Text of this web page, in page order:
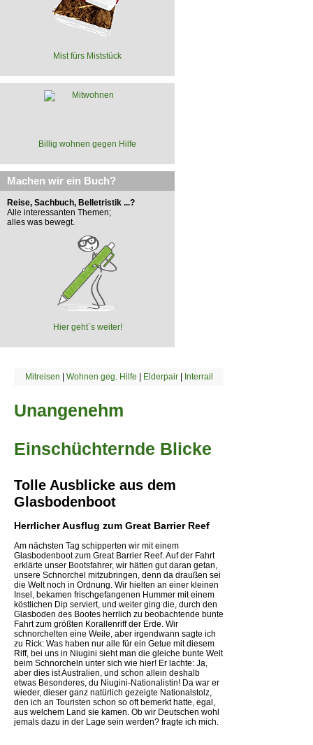
Mist fürs Miststück
Billig wohnen gegen Hilfe
Machen wir ein Buch?
Reise, Sachbuch, Belletristik ...?
Alle interessanten Themen;
alles was bewegt.
Hier geht´s weiter!
Mitreisen | Wohnen geg. Hilfe | Elderpair| Interrail
Unangenehm
Einschüchternde Blicke
Tolle Ausblicke aus dem
Glasbodenboot
Herrlicher Ausflug zum Great Barrier Reef
Am nächsten Tag schipperten wir mit einem
Glasbodenboot zum Great Barrier Reef. Auf der Fahrt
erklärte unser Bootsfahrer, wir hätten gut daran getan,
unsere Schnorchel mitzubringen, denn da draußen sei
die Welt noch in Ordnung. Wir hielten an einer kleinen
Insel, bekamen frischgefangenen Hummer mit einem
köstlichen Dip serviert, und weiter ging die, durch den
Glasboden des Bootes herrlich zu beobachtende bunte
Fahrt zum größten Korallenriff der Erde. Wir
schnorchelten eine Weile, aber irgendwann sagte ich
zu Rick: Was haben nur alle für ein Getue mit diesem
Riff, bei uns in Niugini sieht man die gleiche bunte Welt
beim Schnorcheln unter sich wie hier! Er lachte: Ja,
aber dies ist Australien, und schon allein deshalb
etwas Besonderes, du Niugini-Nationalistin! Da war er
wieder, dieser ganz natürlich gezeigte Nationalstolz,
den ich an Touristen schon so oft bemerkt hatte, egal,
aus welchem Land sie kamen. Ob wir Deutschen wohl
jemals dazu in der Lage sein werden? fragte ich mich.